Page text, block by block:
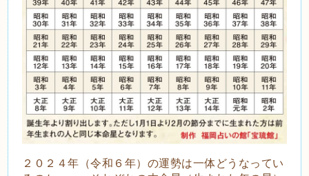
２０２４年（令和６年）の運勢は一体どうなってい